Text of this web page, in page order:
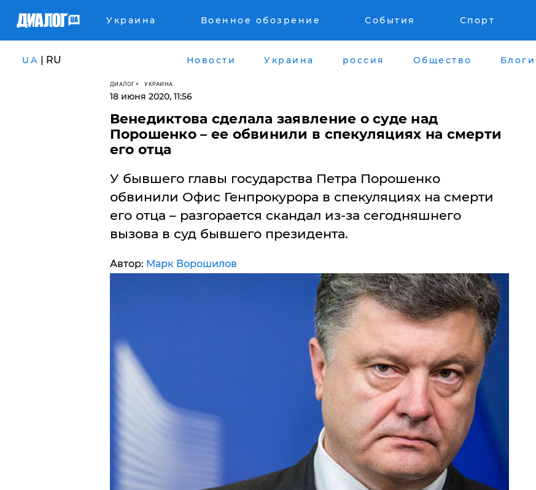
Украина Военное обозрение События Спорт
UA | RU Новости Украина россия Общество Блоги
ДИАЛОГ УКРАИНА
18 июня 2020, 11:56
Венедиктова сделала заявление о суде над
Порошенко – ее обвинили в спекуляциях на смерти
его отца
​У бывшего главы государства Петра Порошенко
обвинили Офис Генпрокурора в спекуляциях на смерти
его отца – разгорается скандал из-за сегодняшнего
вызова в суд бывшего президента.
Автор: Марк Ворошилов